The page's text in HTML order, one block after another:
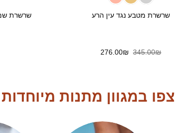
שרשרת מטבע נגד עין הרע
345.00₪
המחיר
276.00₪
שרשרת שם
צפו במגוון מתנות